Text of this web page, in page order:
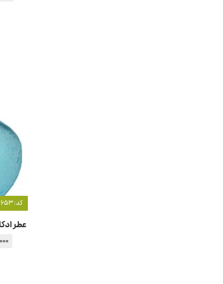
کد: 20653
عطر